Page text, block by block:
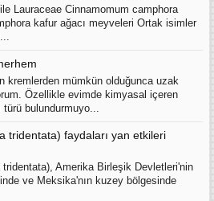
Lauraceae Cinnamomum camphora
kafur ağacı meyveleri Ortak isimler
kremlerden mümkün olduğunca uzak
Özellikle evimde kimyasal içeren
türü bulundurmuyo...
tridentata) faydaları yan etkileri
tridentata), Amerika Birleşik Devletleri'nin
ve Meksika'nın kuzey bölgesinde